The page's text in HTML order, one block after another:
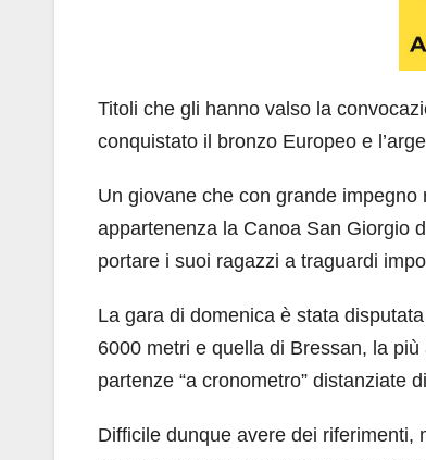
Titoli che gli hanno valso la
conquistato il bronzo Europeo e
Un giovane che con grande
appartenenza la Canoa San Giorgio
portare i suoi ragazzi a traguardi
La gara di domenica è stata
6000 metri e quella di Bressan, la
partenze “a cronometro” distanziate
Difficile dunque avere dei riferimenti,